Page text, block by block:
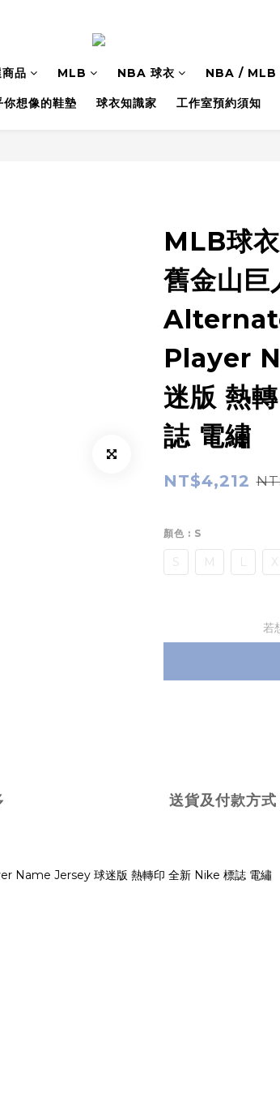
品 MLB NBA 球衣 NBA / MLB
想像的鞋墊 球衣知識家 工作室預約須知
MLB球
舊金山巨
Player
迷版 熱
誌 電繡
NT$4,212
顏色 : S
S M L
若
送貨及付款方式
Name Jersey 球迷版 熱轉印 全新 Nike 標誌 電繡